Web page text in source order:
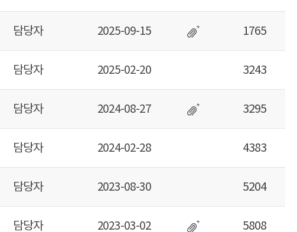
담당자 2025-09-15 1765
담당자 2025-02-20 3243
담당자 2024-08-27 3295
담당자 2024-02-28 4383
담당자 2023-08-30 5204
담당자 2023-03-02 5808